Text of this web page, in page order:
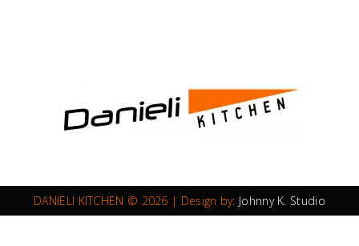
DANIELI KITCHEN © 2026 | Design by: Johnny K. Studio